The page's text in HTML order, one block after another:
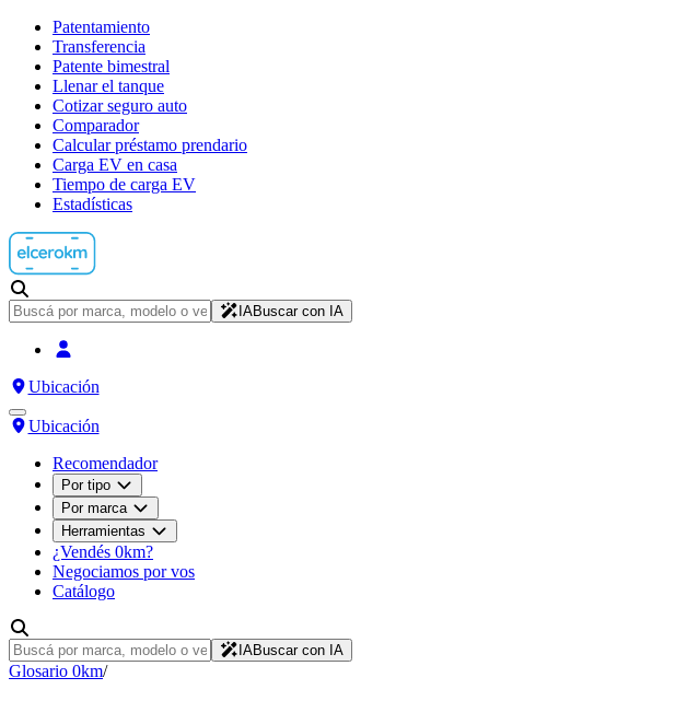
Patentamiento
Transferencia
Patente bimestral
Llenar el tanque
Cotizar seguro auto
Comparador
Calcular préstamo prendario
Carga EV en casa
Tiempo de carga EV
Estadísticas
IABuscar con IA
Ubicación
Ubicación
Recomendador
Por tipo
Por marca
Herramientas
¿Vendés 0km?
Negociamos por vos
Catálogo
IABuscar con IA
Glosario 0km/